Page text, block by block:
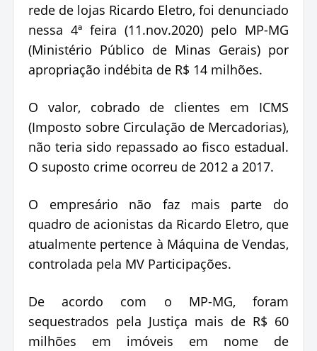
rede de lojas Ricardo Eletro, foi denunciado
nessa 4ª feira (11.nov.2020) pelo MP-MG
(Ministério Público de Minas Gerais) por
apropriação indébita de R$ 14 milhões.
O valor, cobrado de clientes em ICMS
(Imposto sobre Circulação de Mercadorias),
não teria sido repassado ao fisco estadual.
O suposto crime ocorreu de 2012 a 2017.
O empresário não faz mais parte do
quadro de acionistas da Ricardo Eletro, que
atualmente pertence à Máquina de Vendas,
controlada pela MV Participações.
De acordo com o MP-MG, foram
sequestrados pela Justiça mais de R$ 60
milhões em imóveis em nome de